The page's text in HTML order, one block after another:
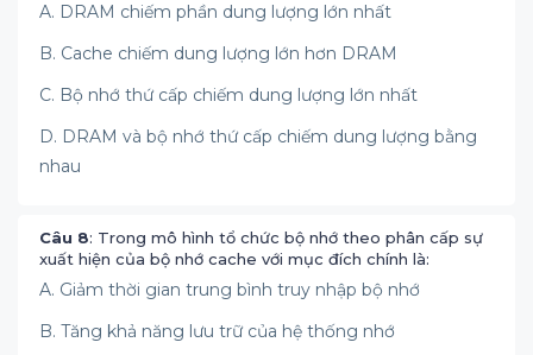
A. DRAM chiếm phần dung lượng lớn nhất
B. Cache chiếm dung lượng lớn hơn DRAM
C. Bộ nhớ thứ cấp chiếm dung lượng lớn nhất
D. DRAM và bộ nhớ thứ cấp chiếm dung lượng bằng
nhau
Câu 8: Trong mô hình tổ chức bộ nhớ theo phân cấp sự
xuất hiện của bộ nhớ cache với mục đích chính là:
A. Giảm thời gian trung bình truy nhập bộ nhớ
B. Tăng khả năng lưu trữ của hệ thống nhớ